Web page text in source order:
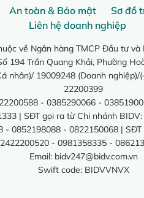
An toàn & Bảo mật Sơ đồ
Liên hệ doanh nghiệp
về Ngân hàng TMCP Đầu tư và
194 Trần Quang Khải, Phường
nhân)/ 19009248 (Doanh
22200399
- 0385290066 -
| SĐT gọi ra từ Chi nhánh
- 0852198088 - 0822150068 |
- 0981358335 -
Email: bidv247@bidv.com.vn
Swift code: BIDVVNVX